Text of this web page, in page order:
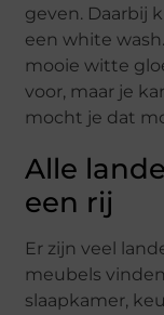
geven. Daarbij
een white
mooie witte
voor, maar je
mocht je dat
Alle
een rij
Er zijn veel
meubels
slaapkamer,